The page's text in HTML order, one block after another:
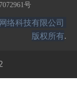
号
络科技有限公司
版权所有.